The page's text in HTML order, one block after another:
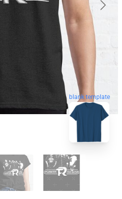
blank template